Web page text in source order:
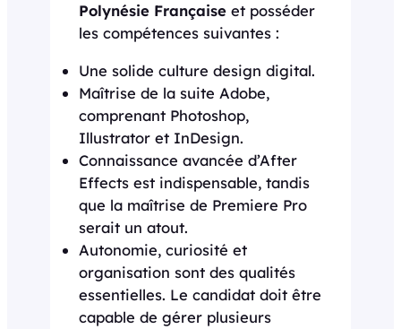
Polynésie Française et posséder
les compétences suivantes :
Une solide culture design digital.
Maîtrise de la suite Adobe,
comprenant Photoshop,
Illustrator et InDesign.
Connaissance avancée d’After
Effects est indispensable, tandis
que la maîtrise de Premiere Pro
serait un atout.
Autonomie, curiosité et
organisation sont des qualités
essentielles. Le candidat doit être
capable de gérer plusieurs